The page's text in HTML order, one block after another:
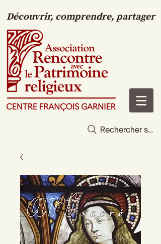
Découvrir, comprendre, partager
Rechercher sur